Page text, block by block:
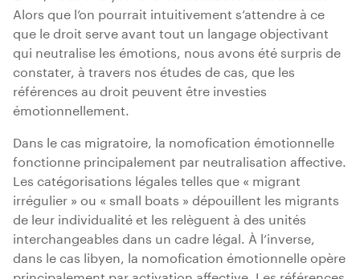
Alors que l’on pourrait intuitivement s’attendre à ce
que le droit serve avant tout un langage objectivant
qui neutralise les émotions, nous avons été surpris de
constater, à travers nos études de cas, que les
références au droit peuvent être investies
émotionnellement.
Dans le cas migratoire, la nomofication émotionnelle
fonctionne principalement par neutralisation affective.
Les catégorisations légales telles que « migrant
irrégulier » ou « small boats » dépouillent les migrants
de leur individualité et les relèguent à des unités
interchangeables dans un cadre légal. À l’inverse,
dans le cas libyen, la nomofication émotionnelle opère